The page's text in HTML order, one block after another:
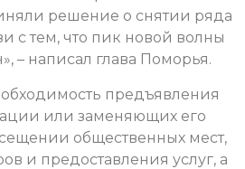
решение о снятии ряда
с тем, что пик новой волны
­– написал глава Поморья.
предъявления
или заменяющих его
общественных мест,
и предоставления услуг, а